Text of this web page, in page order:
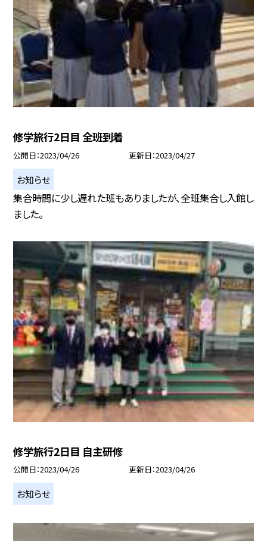
修学旅行2日目 全班到着
公開日 2023/04/26 更新日 2023/04/27
お知らせ
集合時間に少し遅れた班もありましたが、全班集合し入館し
ました。
修学旅行2日目 自主研修
公開日 2023/04/26 更新日 2023/04/26
お知らせ